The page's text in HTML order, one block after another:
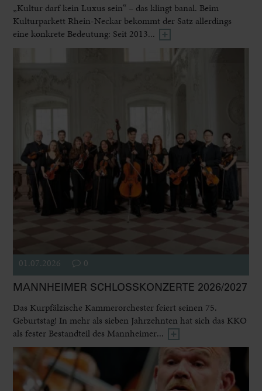
„Kultur darf kein Luxus sein“ – das klingt banal. Beim
Kulturparkett Rhein-Neckar bekommt der Satz allerdings
eine konkrete Bedeutung: Seit 2013...
01.07.2026 0
MANNHEIMER SCHLOSSKONZERTE 2026/2027
Das Kurpfälzische Kammerorchester feiert seinen 75.
Geburtstag! In mehr als sieben Jahrzehnten hat sich das KKO
als fester Bestandteil des Mannheimer...